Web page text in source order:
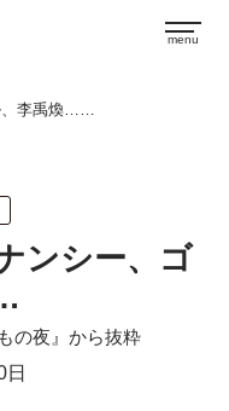
、李禹煥……
ンシー、ゴ
の夜』から抜粋